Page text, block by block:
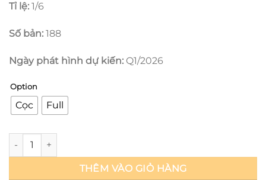
Tỉ lệ: 1/6
Số bản: 188
Ngày phát hình dự kiến: Q1/2026
Option
Cọc Full
Fairy Tail - Natsu Dragneel - GG số lượng
THÊM VÀO GIỎ HÀNG